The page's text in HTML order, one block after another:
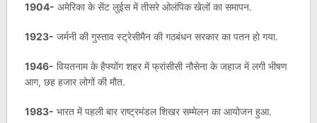
1904- अमेरिका के सेंट लुईस में तीसरे ओलंपिक खेलों का समापन.
1923- जर्मनी की गुस्ताव स्ट्रेसीमैन की गठबंधन सरकार का पतन हो गया.
1946- वियतनाम के हैफ्योंग शहर में फ्रांसीसी नौसेना के जहाज में लगी भीषण
आग, छह हजार लोगों की मौत.
1983- भारत में पहली बार राष्ट्रमंडल शिखर सम्मेलन का आयोजन हुआ.